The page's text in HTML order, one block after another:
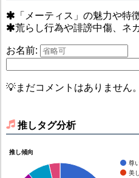
「メーティス」の魅力や特
荒らし行為や誹謗中傷、ネ
お名前:
💡まだコメントはありません
推しタグ分析
推し傾向
尊
美